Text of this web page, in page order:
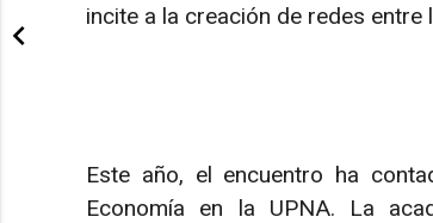
incite a la creación de redes entre
Este año, el encuentro ha
Economía en la UPNA. La